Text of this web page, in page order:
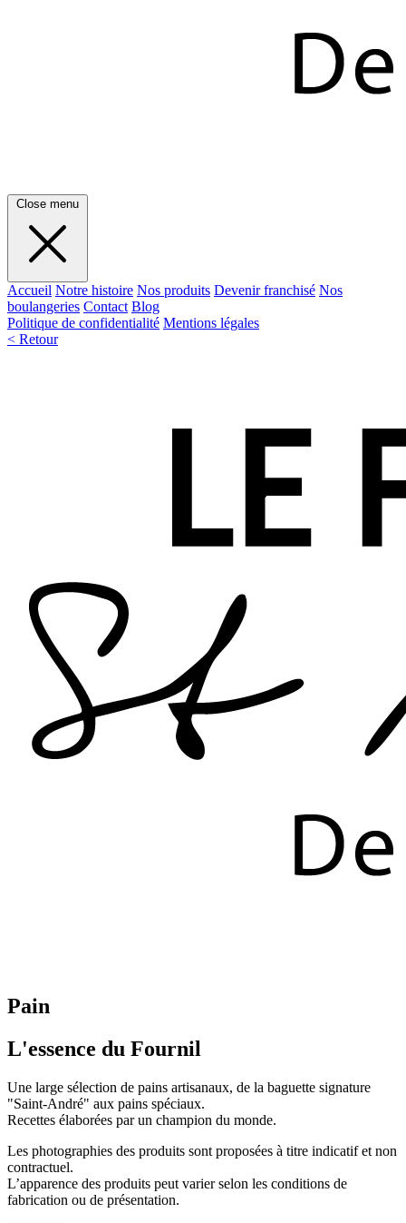
Close menu
Accueil Notre histoire Nos produits Devenir franchisé Nos
boulangeries Contact Blog
Politique de confidentialité Mentions légales
< Retour
Pain
L'essence du Fournil
Une large sélection de pains artisanaux, de la baguette signature
"Saint-André" aux pains spéciaux.
Recettes élaborées par un champion du monde.
Les photographies des produits sont proposées à titre indicatif et non
contractuel.
L’apparence des produits peut varier selon les conditions de
fabrication ou de présentation.